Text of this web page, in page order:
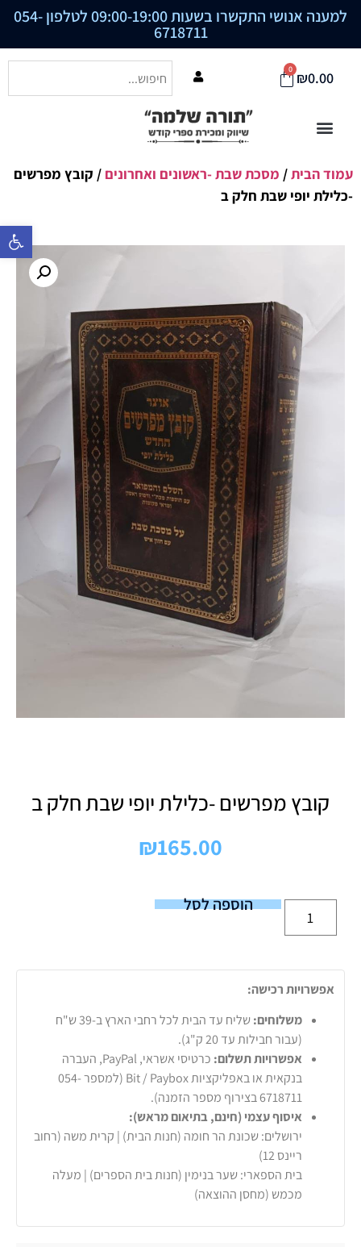
פתח סרגל
למענה אנושי התקשרו בשעות 09:00-19:00 לטלפון 054-
6718711
₪0.00
0
עמוד הבית/ מסכת שבת -ראשונים ואחרונים / קובץ מפרשים
-כלילת יופי שבת חלק ב
קובץ מפרשים -כלילת יופי שבת חלק ב
₪165.00
הוספה לסל
אפשרויות רכישה:
משלוחים:
שליח עד הבית לכל רחבי הארץ ב-39 ש"ח
(עבור חבילות עד 20 ק"ג).
אפשרויות תשלום:
כרטיסי אשראי, PayPal, העברה
בנקאית או באפליקציות Bit / Paybox (למספר 054-
6718711 בצירוף מספר הזמנה).
איסוף עצמי (חינם, בתיאום מראש):
ירושלים: שכונת הר חומה (חנות הבית) | קרית משה (רחוב
ריינס 12)
בית הספארי: שער בנימין (חנות בית הספרים) | מעלה
מכמש (מחסן ההוצאה)